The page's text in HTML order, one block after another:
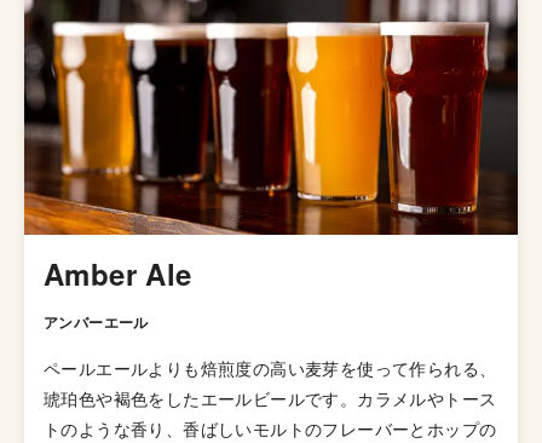
ーゼ）で２つのビールコンテスト金賞を獲得しており、そ
の技術・クオリティの高さはお墨付きです。
Amber Ale
アンバーエール
ペールエールよりも焙煎度の高い麦芽を使って作られる、
琥珀色や褐色をしたエールビールです。カラメルやトース
トのような香り、香ばしいモルトのフレーバーとホップの